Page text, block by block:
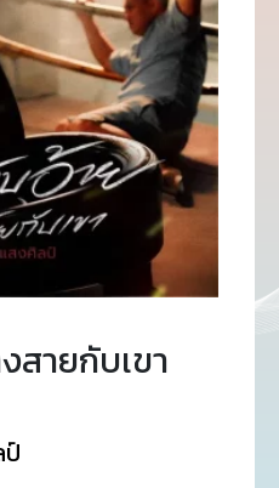
สายกับเขา